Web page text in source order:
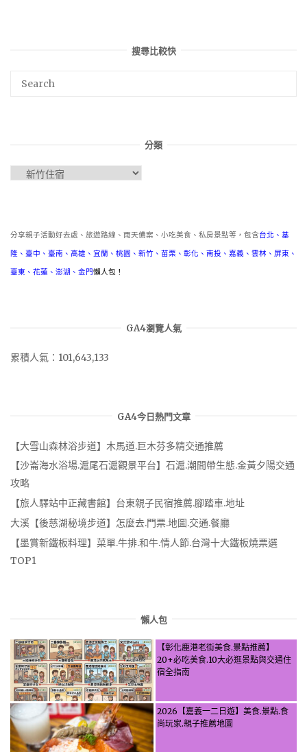
搜尋比較快
分類
分享親子活動好去處、旅遊路線、雨天備案、小吃美食、私房景點等，包含台北 、 基
隆 、 臺中 、 臺南 、 高雄 、 宜蘭 、 桃園 、 新竹 、 苗栗 、 彰化 、 南投 、 嘉義 、 雲林 、 屏東 、
臺東 、 花蓮 、 澎湖 、 金門懶人包！
GA4瀏覽人氣
累積人氣：101,643,133
GA4今日熱門文章
【大雪山森林浴步道】木馬道.巨木芬多精交通推薦
【沙崙海水浴場.滬尾石滬觀景平台】石滬.潮間帶生態.金黃夕陽交通
攻略
【旅人驛站中正藏書館】台東親子民宿推薦.腳踏車.地址
大溪【後慈湖秘境步道】怎麼去.門票.地圖.交通.餐廳
【墨賞新鐵板料理】菜單.牛排.和牛.情人節.台灣十大鐵板燒票選
TOP1
懶人包
【彰化鹿港老街美食.景點推薦】
20+必吃美食.10大必逛景點與交通住
宿全指南
2026【嘉義一二日遊】美食.景點.食
尚玩家.親子推薦地圖